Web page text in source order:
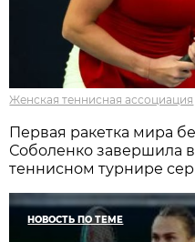
Женская теннисная ассоциация
Первая ракетка мира
Соболенко завершила
теннисном турнире
НОВОСТЬ ПО ТЕМЕ